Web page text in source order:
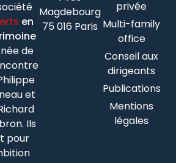
en
de
et
Ils
pour
Magdebourg
75 016 Paris
privée
Multi-family
office
Conseil aux
dirigeants
Publications
Mentions
légales